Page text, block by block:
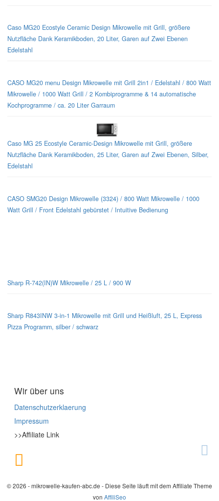
Caso MG20 Ecostyle Ceramic Design Mikrowelle mit Grill, größere
Nutzfläche Dank Keramikboden, 20 Liter, Garen auf Zwei Ebenen
Edelstahl
CASO MG20 menu Design Mikrowelle mit Grill 2in1 / Edelstahl / 800 Watt
Mikrowelle / 1000 Watt Grill / 2 Kombiprogramme & 14 automatische
Kochprogramme / ca. 20 Liter Garraum
Caso MG 25 Ecostyle Ceramic-Design Mikrowelle mit Grill, größere
Nutzfläche Dank Keramikboden, 25 Liter, Garen auf Zwei Ebenen, Silber,
Edelstahl
CASO SMG20 Design Mikrowelle (3324) / 800 Watt Mikrowelle / 1000
Watt Grill / Front Edelstahl gebürstet / Intuitive Bedienung
Sharp R-742(IN)W Mikrowelle / 25 L / 900 W
Sharp R843INW 3-in-1 Mikrowelle mit Grill und Heißluft, 25 L, Express
Pizza Programm, silber / schwarz
Wir über uns
Datenschutzerklaerung
Impressum
>>Affiliate Link
© 2026 - mikrowelle-kaufen-abc.de - Diese Seite läuft mit dem Affiliate Theme
von AffiliSeo